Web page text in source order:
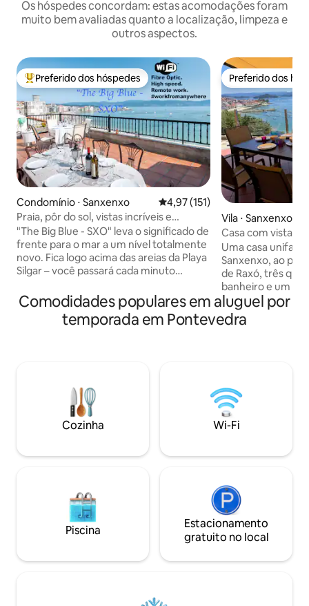
Os hóspedes concordam: estas acomodações foram
muito bem avaliadas quanto a localização, limpeza e
outros aspectos.
Entre os melhores preferidos dos hóspedes
Preferido dos hóspedes
Condomínio ⋅ Sanxenxo 4,97 de uma avaliação média de
4,97 (151)
Praia, pôr do sol, vistas incríveis e
decoração
"The Big Blue - SXO" leva o significado de
frente para o mar a um nível totalmente
novo. Fica logo acima das areias da Playa
Silgar – você passará cada minuto
começam com uma xícara de café no
terraço, ouvindo as ondas e observando
a maré chegar, enquanto as noites
animada logo abaixo, não há nada mais
sonhador — é o refúgio à beira-mar por
Preferido dos
Preferido dos
Vila ⋅ Sanxenxo
Casa com vista
Uma casa
Sanxenxo, ao pé
de Raxó, três
banheiro e um
camas. Terraço e
enormes do
terraço superior
5 minutos de
por Sanxenxo.
condicionado.
Comodidades populares em aluguel por
temporada em Pontevedra
Cozinha Wi-Fi
Piscina
Estacionamento
gratuito no local